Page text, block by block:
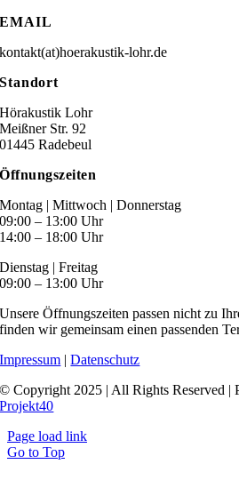
EMAIL
kontakt(at)hoerakustik-lohr.de
Standort
Hörakustik Lohr
Meißner Str. 92
01445 Radebeul
Öffnungszeiten
Montag | Mittwoch | Donnerstag
09:00 – 13:00 Uhr
14:00 – 18:00 Uhr
Dienstag | Freitag
09:00 – 13:00 Uhr
Unsere Öffnungszeiten passen nicht zu
finden wir gemeinsam einen passenden
Impressum |Datenschutz
© Copyright 2025 | All Rights Reserved |
Projekt40
Page load link
Go to Top